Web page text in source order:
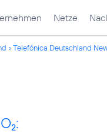
Netze
Telefónica Deutschland
2: